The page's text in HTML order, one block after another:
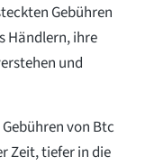
Gebühren
Händlern, ihre
und
von Btc
Zeit, tiefer in die